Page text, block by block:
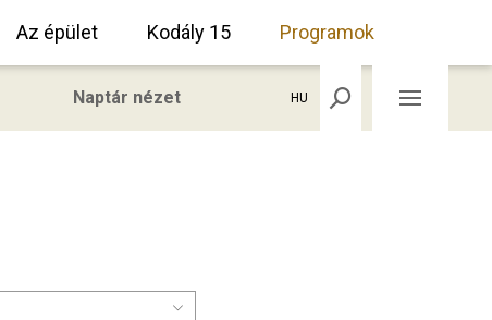
Az épület Kodály 15 Programok
HU
Naptár nézet